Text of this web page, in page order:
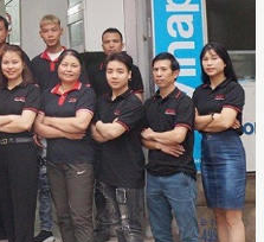
trắng và giả vân gỗ chưa